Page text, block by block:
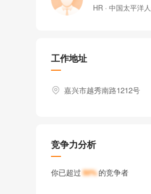
HR · 中国太平洋
工作地址
嘉兴市越秀南路1212号
竞争力分析
你已超过50%的竞争者